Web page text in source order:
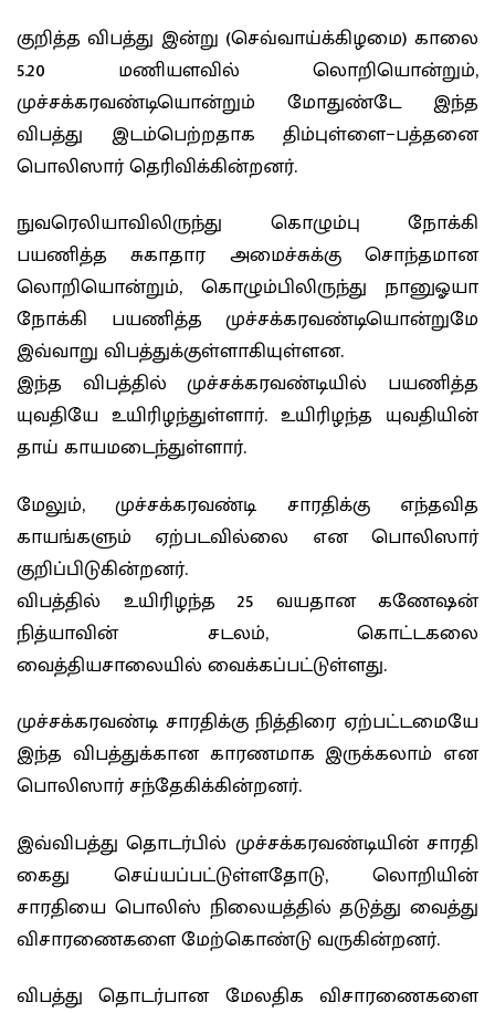
குறித்த விபத்து இன்று (செவ்வாய்க்கிழமை) காலை
5.20 மணியளவில் லொறியொன்றும்,
முச்சக்கரவண்டியொன்றும் மோதுண்டே இந்த
விபத்து இடம்பெற்றதாக திம்புள்ளை−பத்தனை
பொலிஸார் தெரிவிக்கின்றனர்.
நுவரெலியாவிலிருந்து கொழும்பு நோக்கி
பயணித்த சுகாதார அமைச்சுக்கு சொந்தமான
லொறியொன்றும், கொழும்பிலிருந்து நானுஓயா
நோக்கி பயணித்த முச்சக்கரவண்டியொன்றுமே
இவ்வாறு விபத்துக்குள்ளாகியுள்ளன.
இந்த விபத்தில் முச்சக்கரவண்டியில் பயணித்த
யுவதியே உயிரிழந்துள்ளார். உயிரிழந்த யுவதியின்
தாய் காயமடைந்துள்ளார்.
மேலும், முச்சக்கரவண்டி சாரதிக்கு எந்தவித
காயங்களும் ஏற்படவில்லை என பொலிஸார்
குறிப்பிடுகின்றனர்.
விபத்தில் உயிரிழந்த 25 வயதான கணேஷன்
நித்யாவின் சடலம், கொட்டகலை
வைத்தியசாலையில் வைக்கப்பட்டுள்ளது.
முச்சக்கரவண்டி சாரதிக்கு நித்திரை ஏற்பட்டமையே
இந்த விபத்துக்கான காரணமாக இருக்கலாம் என
பொலிஸார் சந்தேகிக்கின்றனர்.
இவ்விபத்து தொடர்பில் முச்சக்கரவண்டியின் சாரதி
கைது செய்யப்பட்டுள்ளதோடு, லொறியின்
சாரதியை பொலிஸ் நிலையத்தில் தடுத்து வைத்து
விசாரணைகளை மேற்கொண்டு வருகின்றனர்.
விபத்து தொடர்பான மேலதிக விசாரணைகளை